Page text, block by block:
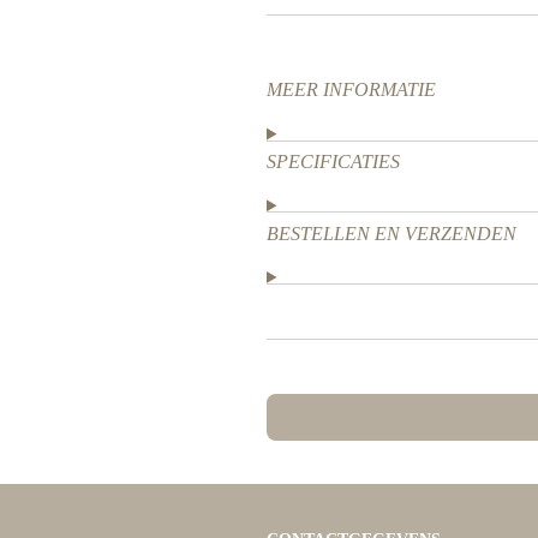
MEER INFORMATIE
SPECIFICATIES
BESTELLEN EN VERZENDEN